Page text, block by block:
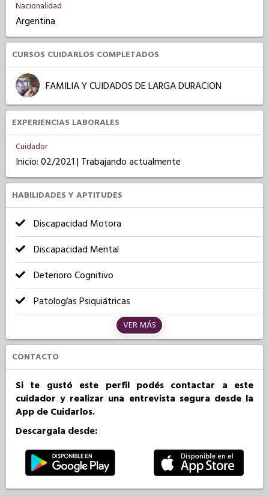
Nacionalidad
Argentina
CURSOS CUIDARLOS COMPLETADOS
FAMILIA Y CUIDADOS DE LARGA DURACION
EXPERIENCIAS LABORALES
Cuidador
Inicio: 02/2021 | Trabajando actualmente
HABILIDADES Y APTITUDES
Discapacidad Motora
Discapacidad Mental
Deterioro Cognitivo
Patologías Psiquiátricas
VER MÁS
CONTACTO
Si te gustó este perfil podés contactar a este
cuidador y realizar una entrevista segura desde la
App de Cuidarlos.
Descargala desde: